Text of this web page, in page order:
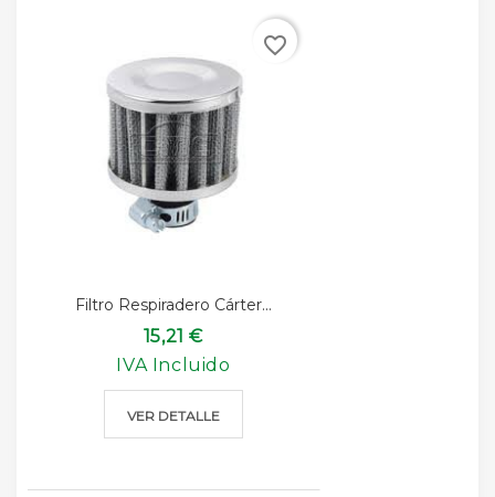
Filtro Respiradero Cárter...
15,21 €
IVA Incluido
VER DETALLE
favorite_border